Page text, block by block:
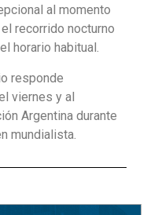
al momento
recorrido nocturno
horario habitual.
responde
viernes y al
Argentina durante
mundialista.